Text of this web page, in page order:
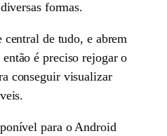
formas.
central de tudo, e abrem
é preciso rejogar o
conseguir visualizar
para o Android